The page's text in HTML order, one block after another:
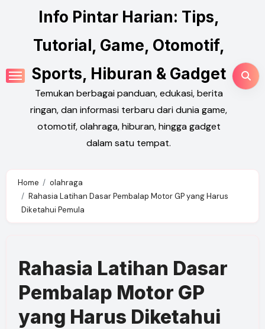
content
Info Pintar Harian: Tips,
Tutorial, Game, Otomotif,
Sports, Hiburan & Gadget
Temukan berbagai panduan, edukasi, berita
ringan, dan informasi terbaru dari dunia game,
otomotif, olahraga, hiburan, hingga gadget
dalam satu tempat.
Home
olahraga
Rahasia Latihan Dasar Pembalap Motor GP yang Harus
Diketahui Pemula
Rahasia Latihan Dasar
Pembalap Motor GP
yang Harus Diketahui